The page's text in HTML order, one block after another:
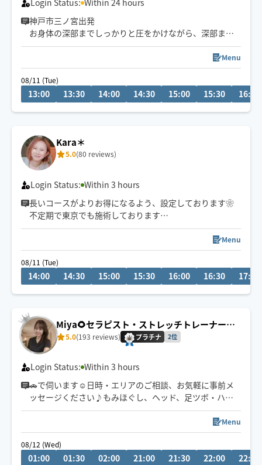
Login Status: Within 24 hours
神戸市三ノ宮出発
お身体の深部までしっかりと圧をかけながら、深部まで
緩めていく施術が得意です☺️
滞りを見つけて、深いリンパや筋肉に優しくアプローチ
します✨
お身体や心が軽くなる感覚を味わっていただけると思い
て、力加減や施術内容も丁寧に調整いたします。
しっかりと一生懸命施術させていただくのではじめての
方も、安心してお任せください。
Menu
08/11 (Tue)
13:00 13:30 14:00 14:30 15:00 15:30 16:00
Kara＊
5.0(80 reviews)
Login Status: Within 3 hours
長いコースがよりお得になるよう、設定しております❀
不定期で東京でも施術しております
タイ古式ベースの心地よいリズムと圧で、お客様一人一
人に合わせた施術を心がけており、
心身ともにリラックスしていただけるよう頑張ります❁
地域によっては90分以上のコースをお願いする場合がご
ざいます。予めご了承ください。
Menu
08/11 (Tue)
14:00 14:30 15:00 15:30 16:00 16:30 17:00
Miya🌻セラピスト・ストレッチトレーナー☺️
✨ 5.0(193 reviews) プラチナ 2位
Login Status: Within 3 hours
🚗で伺います☺️日時・エリアのご相談、お気軽に事前メ
ッセージください♪もみほぐし、ヘッド、足ツボ・ハン
ドオイルなどお客様のご要望に合わせてオーダーメイド
ストレッチトレーナーとしての経験を活かし、もみほぐ
しでは届かない深層筋までアプローチすることが出来ま
すので終わった後は全身スッキリ💐身も心も癒していき
Menu
08/12 (Wed)
01:00 01:30 02:00 21:00 21:30 22:00 22:30